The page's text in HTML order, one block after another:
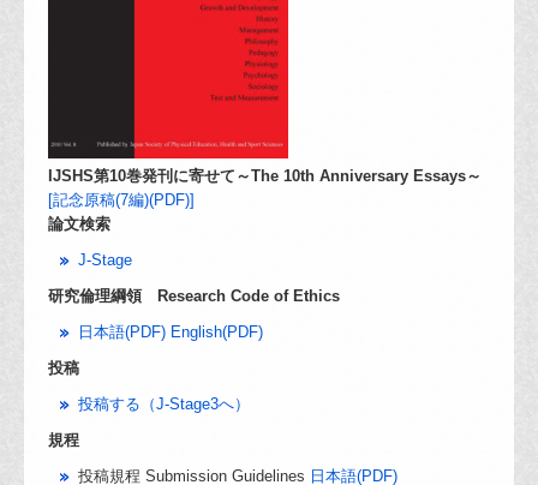
IJSHS第10巻発刊に寄せて～The 10th Anniversary Essays～
[記念原稿(7編)(PDF)]
論文検索
J-Stage
研究倫理綱領 Research Code of Ethics
日本語(PDF) English(PDF)
投稿
投稿する（J-Stage3へ）
規程
投稿規程 Submission Guidelines 日本語(PDF)